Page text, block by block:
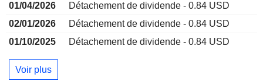
01/04/2026
Détachement de dividende - 0.84 USD
02/01/2026
Détachement de dividende - 0.84 USD
01/10/2025
Détachement de dividende - 0.84 USD
Voir plus